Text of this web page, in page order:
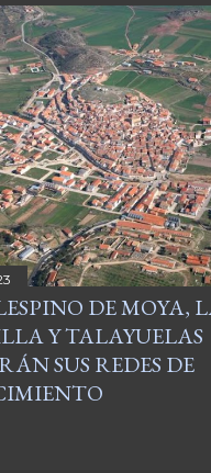
DE MOYA,
Y TALAYUELAS
SUS REDES DE